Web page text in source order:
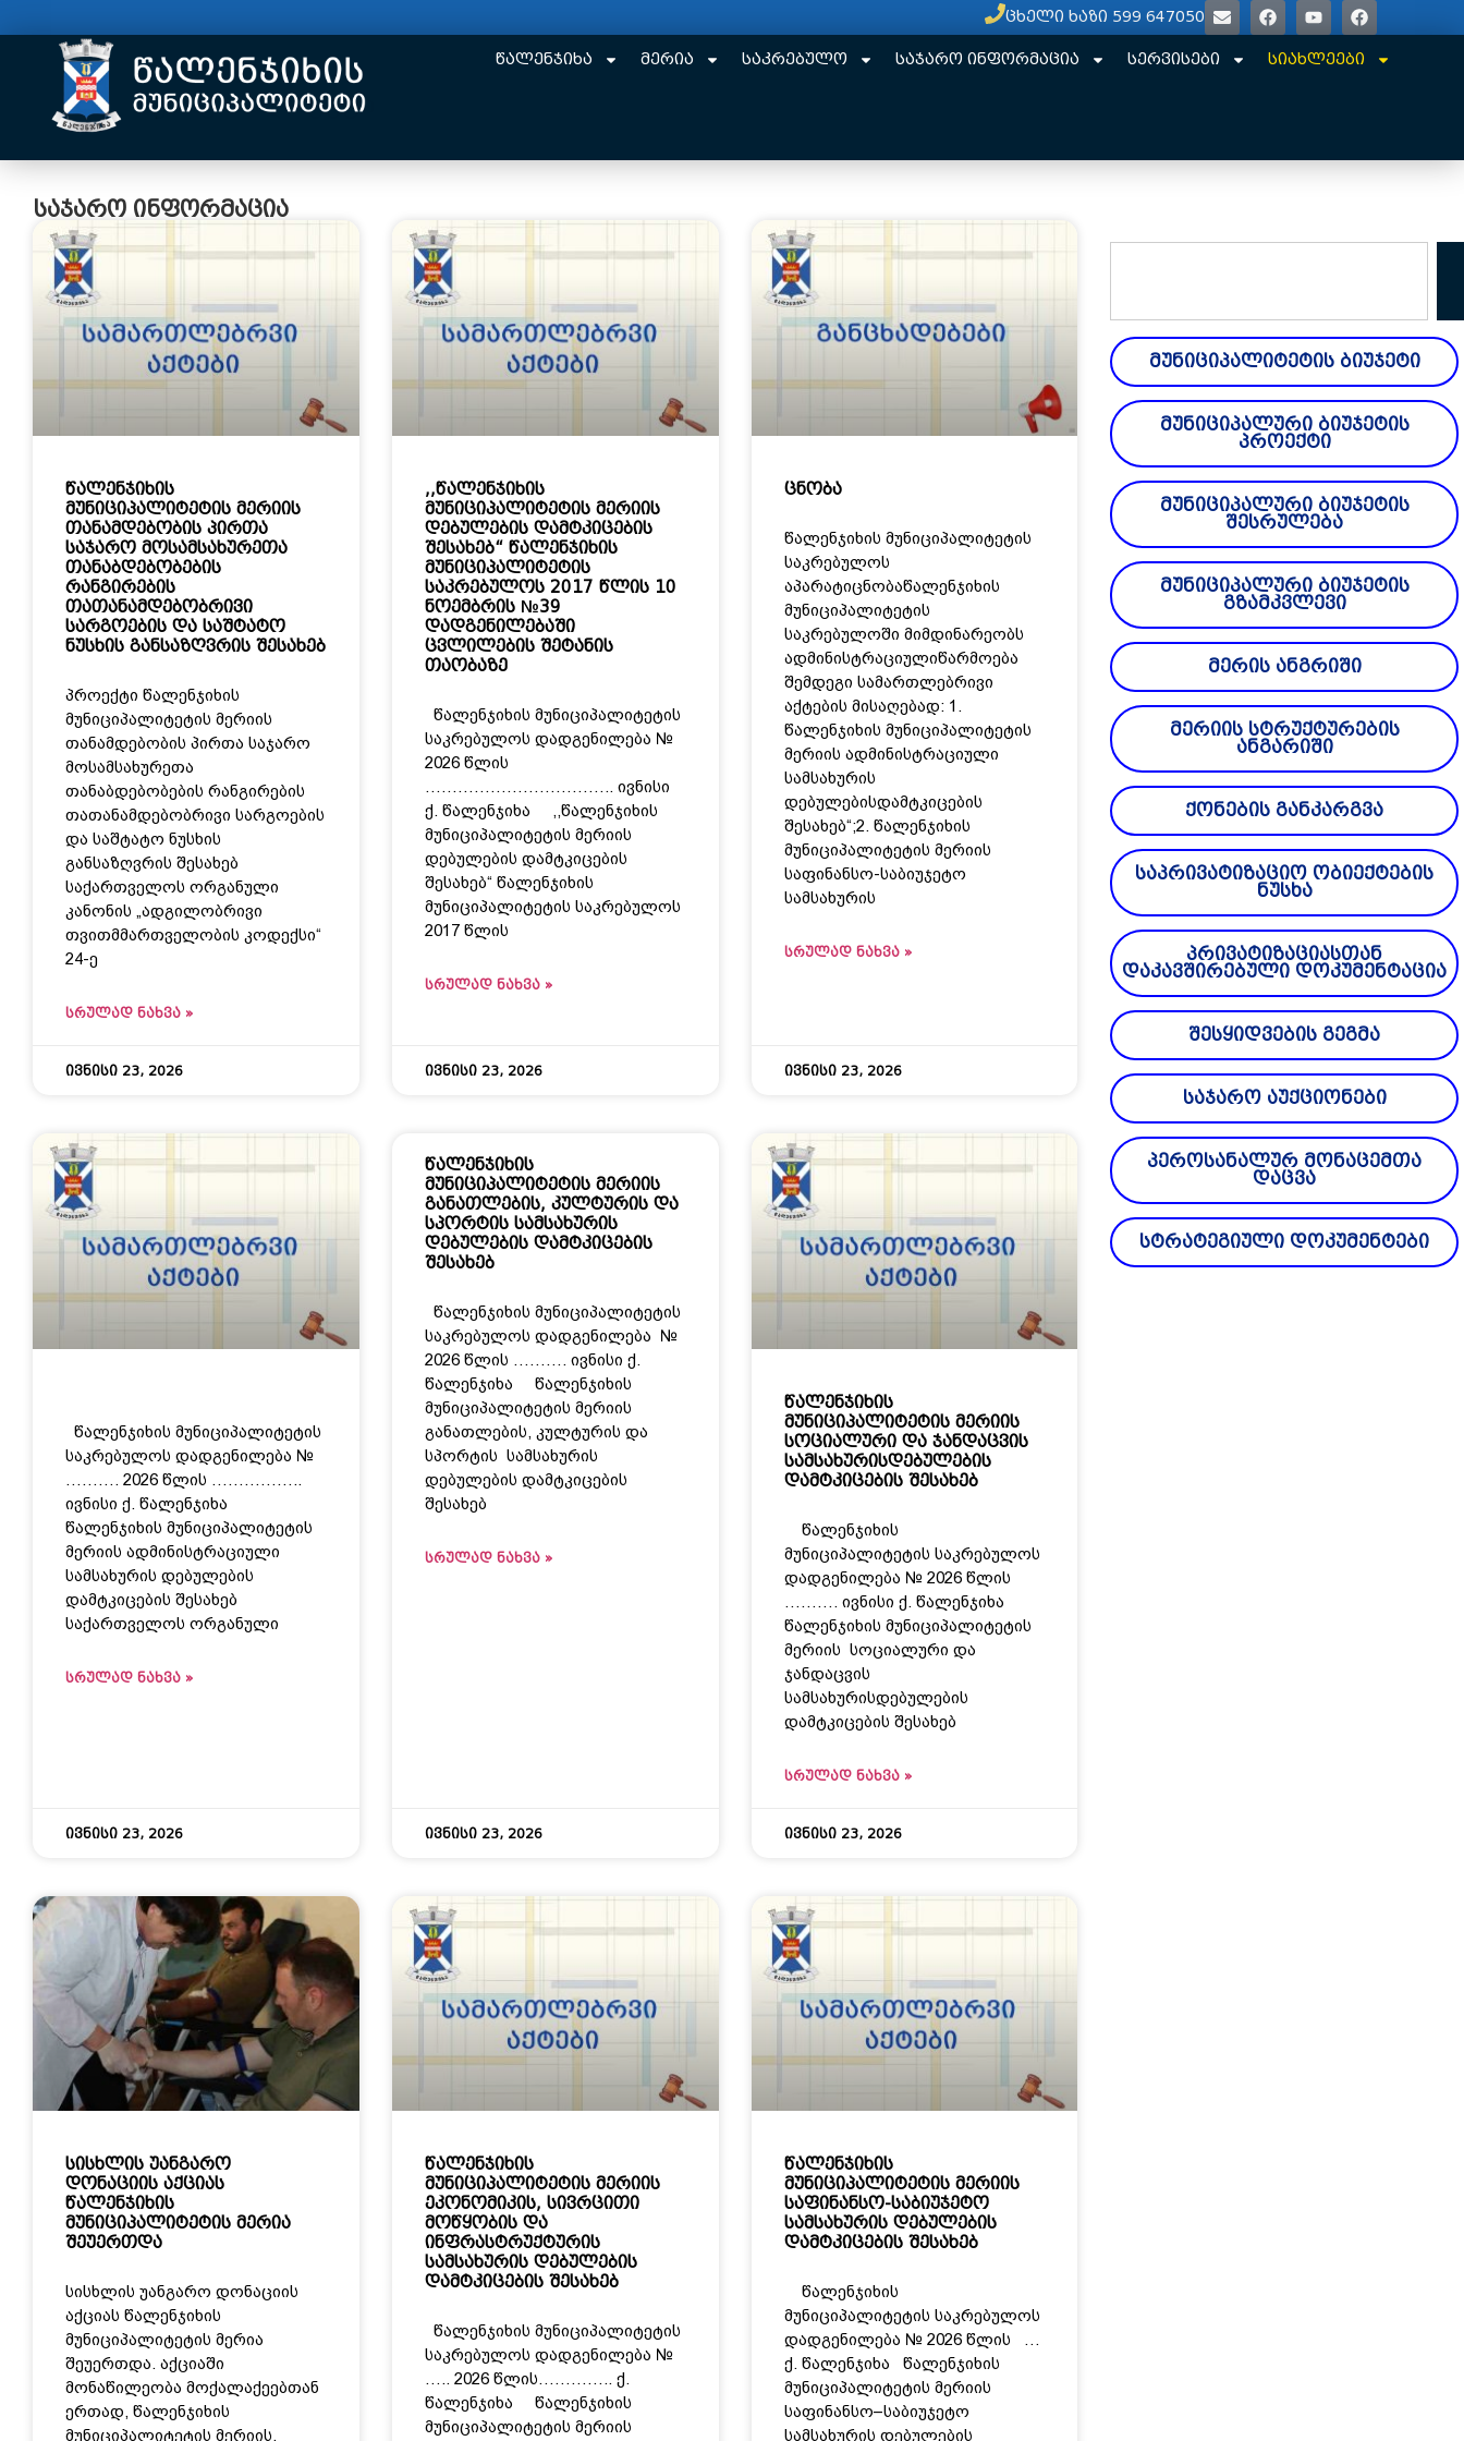
ცხელი ხაზი 599 647050
წალენჯიხა მერია საკრებულო საჯარო ინფორმაცია სერვისები სიახლეები
მუნიციპალიტეტის ბიუჯეტი
მუნიციპალური ბიუჯეტის
პროექტი
მუნიციპალური ბიუჯეტის
შესრულება
მუნიციპალური ბიუჯეტის
გზამკვლევი
მერის ანგრიში
მერიის სტრუქტურების
ანგარიში
ქონების განკარგვა
საპრივატიზაციო ობიექტების
ნუსხა
პრივატიზაციასთან
დაკავშირებული დოკუმენტაცია
შესყიდვების გეგმა
საჯარო აუქციონები
პეროსანალურ მონაცემთა
დაცვა
სტრატეგიული დოკუმენტები
საჯარო ინფორმაცია
წალენჯიხის
მუნიციპალიტეტის მერიის
თანამდებობის პირთა
საჯარო მოსამსახურეთა
თანაბდებობების
რანგირების
თათანამდებობრივი
სარგოების და საშტატო
ნუსხის განსაზღვრის შესახებ
პროექტი წალენჯიხის
მუნიციპალიტეტის მერიის
თანამდებობის პირთა საჯარო
მოსამსახურეთა
თანაბდებობების რანგირების
თათანამდებობრივი სარგოების
და საშტატო ნუსხის
განსაზღვრის შესახებ
საქართველოს ორგანული
კანონის „ადგილობრივი
თვითმმართველობის კოდექსი“
24-ე
ᲡᲠᲣᲚᲐᲓ ᲜᲐᲮᲕᲐ »
ივნისი 23, 2026
,,წალენჯიხის
მუნიციპალიტეტის მერიის
დებულების დამტკიცების
შესახებ“ წალენჯიხის
მუნიციპალიტეტის
საკრებულოს 2017 წლის 10
ნოემბრის №39
დადგენილებაში
ცვლილების შეტანის
თაობაზე
წალენჯიხის მუნიციპალიტეტის
საკრებულოს დადგენილება №
2026 წლის
…………………………….. ივნისი
ქ. წალენჯიხა ,,წალენჯიხის
მუნიციპალიტეტის მერიის
დებულების დამტკიცების
შესახებ“ წალენჯიხის
მუნიციპალიტეტის საკრებულოს
2017 წლის
ᲡᲠᲣᲚᲐᲓ ᲜᲐᲮᲕᲐ »
ივნისი 23, 2026
ცნობა
წალენჯიხის მუნიციპალიტეტის
საკრებულოს
აპარატიცნობაწალენჯიხის
მუნიციპალიტეტის
საკრებულოში მიმდინარეობს
ადმინისტრაციულიწარმოება
შემდეგი სამართლებრივი
აქტების მისაღებად: 1.
წალენჯიხის მუნიციპალიტეტის
მერიის ადმინისტრაციული
სამსახურის
დებულებისდამტკიცების
შესახებ“;2. წალენჯიხის
მუნიციპალიტეტის მერიის
საფინანსო-საბიუჯეტო
სამსახურის
ᲡᲠᲣᲚᲐᲓ ᲜᲐᲮᲕᲐ »
ივნისი 23, 2026
წალენჯიხის მუნიციპალიტეტის
საკრებულოს დადგენილება №
………. 2026 წლის ……………..
ივნისი ქ. წალენჯიხა
წალენჯიხის მუნიციპალიტეტის
მერიის ადმინისტრაციული
სამსახურის დებულების
დამტკიცების შესახებ
საქართველოს ორგანული
ᲡᲠᲣᲚᲐᲓ ᲜᲐᲮᲕᲐ »
ივნისი 23, 2026
წალენჯიხის
მუნიციპალიტეტის მერიის
განათლების, კულტურის და
სპორტის სამსახურის
დებულების დამტკიცების
შესახებ
წალენჯიხის მუნიციპალიტეტის
საკრებულოს დადგენილება №
2026 წლის ………. ივნისი ქ.
წალენჯიხა წალენჯიხის
მუნიციპალიტეტის მერიის
განათლების, კულტურის და
სპორტის სამსახურის
დებულების დამტკიცების
შესახებ
ᲡᲠᲣᲚᲐᲓ ᲜᲐᲮᲕᲐ »
ივნისი 23, 2026
წალენჯიხის
მუნიციპალიტეტის მერიის
სოციალური და ჯანდაცვის
სამსახურისდებულების
დამტკიცების შესახებ
წალენჯიხის
მუნიციპალიტეტის საკრებულოს
დადგენილება № 2026 წლის
………. ივნისი ქ. წალენჯიხა
წალენჯიხის მუნიციპალიტეტის
მერიის სოციალური და
ჯანდაცვის
სამსახურისდებულების
დამტკიცების შესახებ
ᲡᲠᲣᲚᲐᲓ ᲜᲐᲮᲕᲐ »
ივნისი 23, 2026
სისხლის უანგარო
დონაციის აქციას
წალენჯიხის
მუნიციპალიტეტის მერია
შეუერთდა
სისხლის უანგარო დონაციის
აქციას წალენჯიხის
მუნიციპალიტეტის მერია
შეუერთდა. აქციაში
მონაწილეობა მოქალაქეებთან
ერთად, წალენჯიხის
მუნიციპალიტეტის მერიის,
წალენჯიხის
მუნიციპალიტეტის მერიის
ეკონომიკის, სივრცითი
მოწყობის და
ინფრასტრუქტურის
სამსახურის დებულების
დამტკიცების შესახებ
წალენჯიხის მუნიციპალიტეტის
საკრებულოს დადგენილება №
….. 2026 წლის………….. ქ.
წალენჯიხა წალენჯიხის
მუნიციპალიტეტის მერიის
წალენჯიხის
მუნიციპალიტეტის მერიის
საფინანსო-საბიუჯეტო
სამსახურის დებულების
დამტკიცების შესახებ
წალენჯიხის
მუნიციპალიტეტის საკრებულოს
დადგენილება № 2026 წლის …
ქ. წალენჯიხა წალენჯიხის
მუნიციპალიტეტის მერიის
საფინანსო–საბიუჯეტო
სამსახურის დებულების